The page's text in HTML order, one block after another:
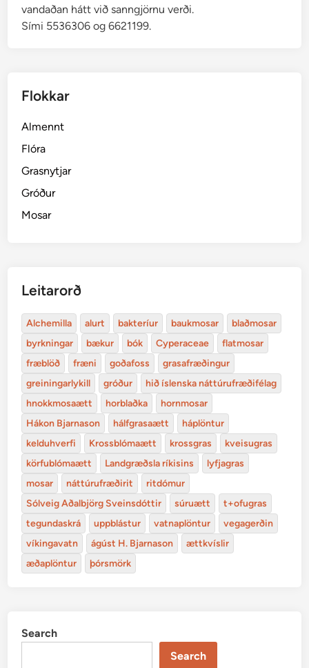
vandaðan hátt við sanngjörnu verði.
Sími 5536306 og 6621199.
Flokkar
Almennt
Flóra
Grasnytjar
Gróður
Mosar
Leitarorð
Alchemilla alurt bakteríur baukmosar
blaðmosar
byrkningar
bækur bók Cyperaceae
flatmosar
fræblöð
fræni goðafoss
grasafræðingur
greiningarlykill
gróður
hið íslenska náttúrufræðifélag
hnokkmosaætt
horblaðka
hornmosar
Hákon Bjarnason
hálfgrasaætt
háplöntur
kelduhverfi
Krossblómaætt krossgras
kveisugras
körfublómaætt
Landgræðsla ríkisins
lyfjagras
mosar
náttúrufræðirit
ritdómur
Sólveig Aðalbjörg Sveinsdóttir
súruætt
t+ofugras
tegundaskrá
uppblástur vatnaplöntur
vegagerðin
víkingavatn
ágúst H. Bjarnason
ættkvíslir
æðaplöntur
þórsmörk
Search
Search